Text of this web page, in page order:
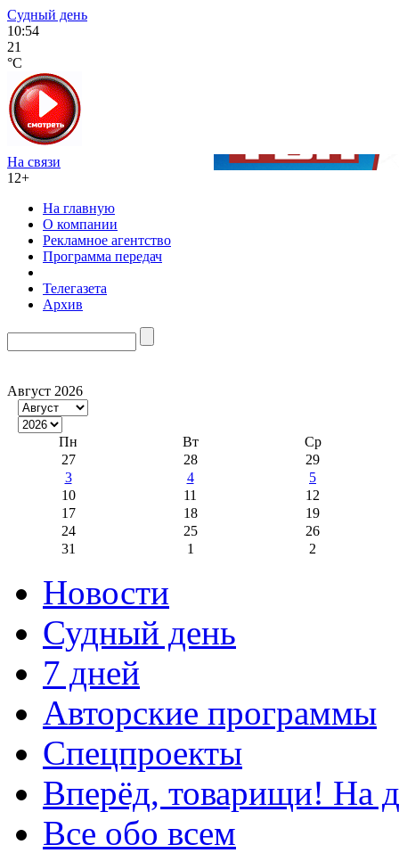
Судный день
10:54
21
°C
На связи
12+
На главную
О компании
Рекламное агентство
Программа передач
Телегазета
Архив
Август 2026
Пн Вт
Ср
27
28
29
3
4
5
10
11
12
17
18
19
24
25
26
31
1 2
Новости
Судный день
7 дней
Авторские программы
Спецпроекты
Вперёд, товарищи! На
Все обо всем